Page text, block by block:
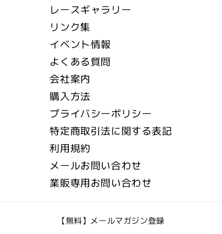
レースギャラリー
リンク集
イベント情報
よくある質問
会社案内
購入方法
プライバシーポリシー
特定商取引法に関する表記
利用規約
メールお問い合わせ
業販専用お問い合わせ
【無料】メールマガジン登録